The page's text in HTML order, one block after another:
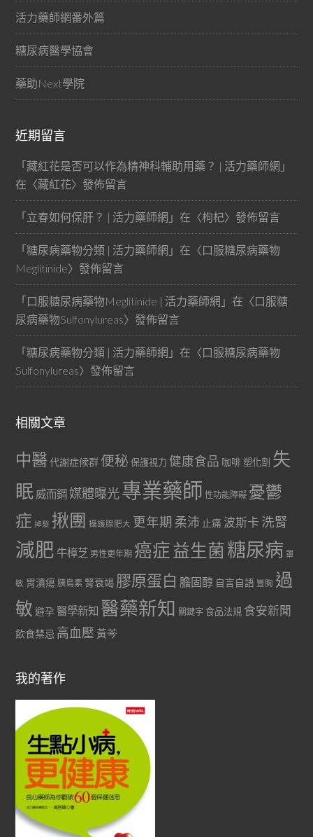
活力藥師網番外篇
糖尿病醫學協會
藥助Next學院
近期留言
「藏紅花是否可以作為精神科輔助用藥？ | 活力藥師網 」
在〈藏紅花〉發佈留言
「立春如何保肝？ | 活力藥師網 」在〈枸杞〉發佈留言
「糖尿病藥物分類 | 活力藥師網 」在〈口服糖尿病藥物
Meglitinide〉發佈留言
「口服糖尿病藥物Meglitinide | 活力藥師網 」在〈口服糖
尿病藥物Sulfonylureas〉發佈留言
「糖尿病藥物分類 | 活力藥師網 」在〈口服糖尿病藥物
Sulfonylureas〉發佈留言
相關文章
中醫代謝症候群 便秘 保護視力 健康食品 咖啡 塑化劑 失
眠 威而鋼 媒體曝光專業藥師 性功能障礙 憂鬱
症 掉髮 揪團 攝護腺肥大 更年期 柔沛 止痛 波斯卡 洗腎
減肥 牛樟芝 男性更年期 癌症益生菌 糖尿病 罩
敏 胃潰瘍 胰島素 腎衰竭 膠原蛋白 膽固醇 自言自語 豐胸 過
敏 避孕 醫學新知 醫藥新知 關鍵字 食品法規 食安新聞
飲食禁忌 高血壓 黃芩
我的著作